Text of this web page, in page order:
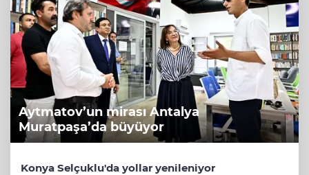
Aytmatov’un mirası Antalya
Muratpaşa’da büyüyor
Konya Selçuklu'da yollar yenileniyor